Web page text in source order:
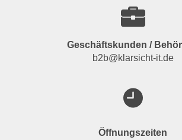
Geschäftskunden /
b2b@klarsicht-it.de
Öffnungszeiten